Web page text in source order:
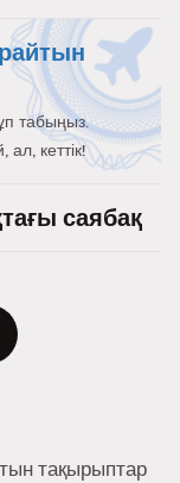
табыңыз.
кеттік!
саябақ
тақырыптар